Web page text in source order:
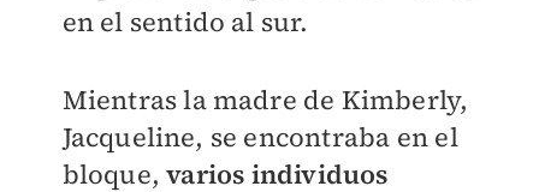
en el sentido al sur.
Mientras la madre de Kimberly,
Jacqueline, se encontraba en el
bloque,varios individuos